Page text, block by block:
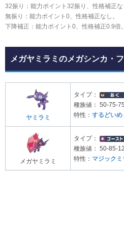
32振り：能力ポイント32振り、性格補正な
無振り：能力ポイント0、性格補正なし。
下降補正：能力ポイント0、性格補正0.9倍。
メガヤミラミのメガシンカ・
ヤミラミ
タイプ：
種族値：
50-75-
特性： するどいめ
メガヤミラミ
タイプ：
種族値：
50-85-
特性： マジックミ